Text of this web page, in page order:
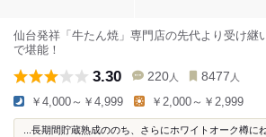
仙台発祥「牛たん焼」専門店の先代より受け継
で堪能！
3.30 220 人 8477 人
￥4,000～￥4,999 ￥2,000～￥2,999
...長期間貯蔵熟成ののち、さらにホワイトオーク樽に